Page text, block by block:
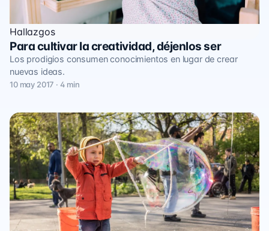
Hallazgos
Para cultivar la creatividad, déjenlos ser
Los prodigios consumen conocimientos en lugar de crear
nuevas ideas.
10 may 2017 · 4 min